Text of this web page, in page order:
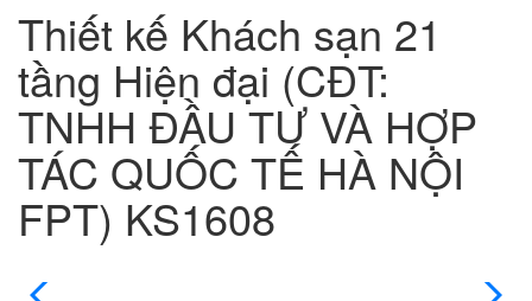
Thiết kế Khách sạn 21
tầng Hiện đại (CĐT:
TNHH ĐẦU TƯ VÀ HỢP
TÁC QUỐC TẾ HÀ NỘI
FPT) KS1608